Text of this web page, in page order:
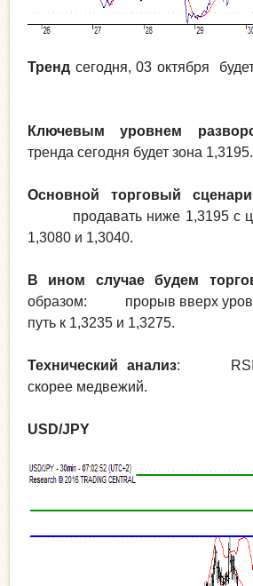
Тренд сегодня, 03 октября
Ключевым уровнем
тренда сегодня будет зона 1,3195.
Основной торговый
продавать ниже 1,3195 с
1,3080 и 1,3040.
В ином случае будем
образом: прорыв вверх
путь к 1,3235 и 1,3275.
Технический анализ: RSI
скорее медвежий.
USD/JPY